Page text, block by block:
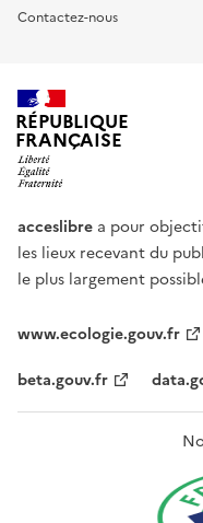
Contactez-nous
RÉPUBLIQUE
FRANÇAISE
acceslibre a pour
les lieux recevant du
le plus largement
www.ecologie.gouv.fr
beta.gouv.fr